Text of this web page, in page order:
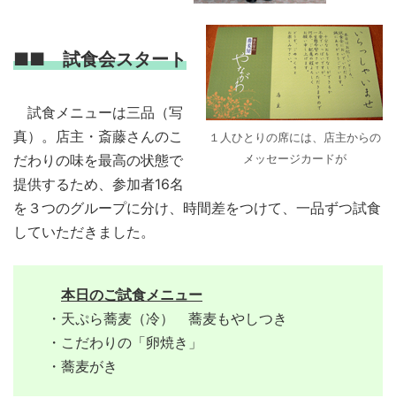
１人ひとりの席には、店主からの
メッセージカードが
■■ 試食会スタート
試食メニューは三品（写
真）。店主・斎藤さんのこ
だわりの味を最高の状態で
提供するため、参加者16名
を３つのグループに分け、時間差をつけて、一品ずつ試食
していただきました。
本日のご試食メニュー
・天ぷら蕎麦（冷） 蕎麦もやしつき
・こだわりの「卵焼き」
・蕎麦がき